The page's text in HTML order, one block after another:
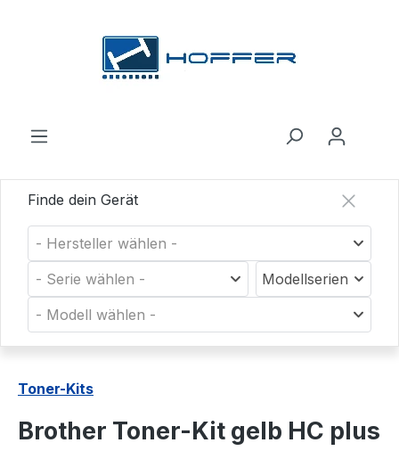
Finde dein Gerät
- Hersteller wählen -
- Serie wählen -
Modellserien
- Modell wählen -
Toner-Kits
Brother Toner-Kit gelb HC plus